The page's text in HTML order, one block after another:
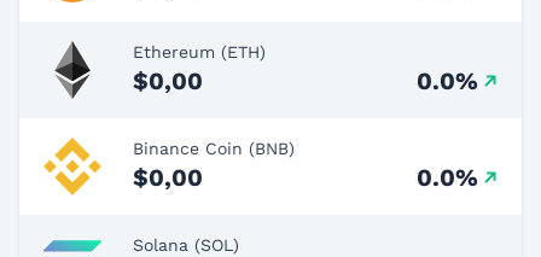
Ethereum (ETH)
$0,00 0.0%
Binance Coin (BNB)
$0,00 0.0%
Solana (SOL)